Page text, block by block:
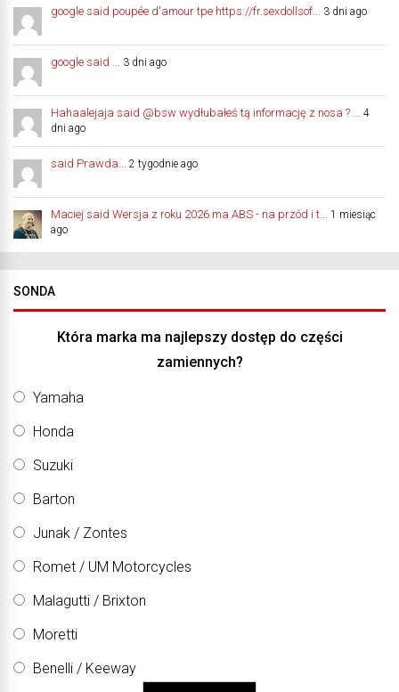
google said poupée d'amour tpe https://fr.sexdollsof... 3 dni ago
google said ... 3 dni ago
Hahaalejaja said @bsw wydłubałeś tą informację z nosa ? ... 4
dni ago
said Prawda... 2 tygodnie ago
Maciej said Wersja z roku 2026 ma ABS - na przód i t... 1 miesiąc
ago
SONDA
Która marka ma najlepszy dostęp do części
zamiennych?
Yamaha
Honda
Suzuki
Barton
Junak / Zontes
Romet / UM Motorcycles
Malagutti / Brixton
Moretti
Benelli / Keeway